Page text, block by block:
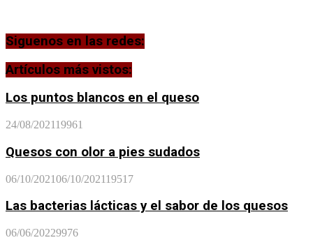
Siguenos en las redes:
Artículos más vistos:
Los puntos blancos en el queso
24/08/202119961
Quesos con olor a pies sudados
06/10/202106/10/202119517
Las bacterias lácticas y el sabor de los quesos
06/06/20229976